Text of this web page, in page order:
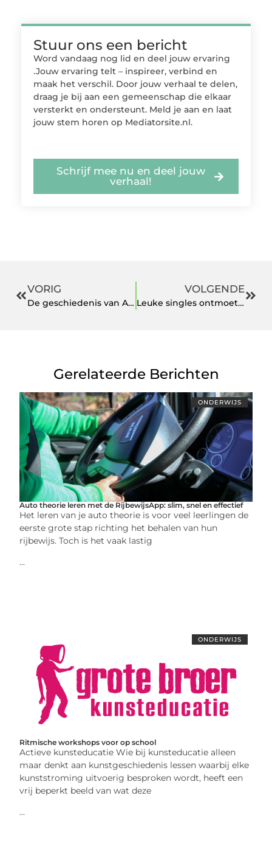
Stuur ons een bericht
Word vandaag nog lid en deel jouw ervaring
.Jouw ervaring telt – inspireer, verbind en
maak het verschil. Door jouw verhaal te delen,
draag je bij aan een gemeenschap die elkaar
versterkt en ondersteunt. Meld je aan en laat
jouw stem horen op Mediatorsite.nl.
Schrijf mee nu en deel jouw
verhaal!
VORIG
De geschiedenis van Audi start in 1899
VOLGENDE
Leuke singles ontmoeten? Kom speeddaten met Search4Love!
Gerelateerde Berichten
ONDERWIJS
Auto theorie leren met de RijbewijsApp: slim, snel en effectief
Het leren van je auto theorie is voor veel leerlingen de
eerste grote stap richting het behalen van hun
rijbewijs. Toch is het vaak lastig
...
ONDERWIJS
Ritmische workshops voor op school
Actieve kunsteducatie Wie bij kunsteducatie alleen
maar denkt aan kunstgeschiedenis lessen waarbij elke
kunststroming uitvoerig besproken wordt, heeft een
vrij beperkt beeld van wat deze
...